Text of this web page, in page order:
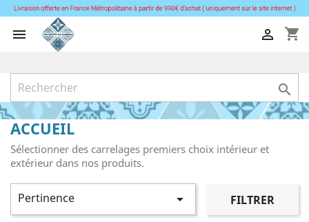
 shopping_cart


ACCUEIL
Sélectionner des carrelages premiers choix intérieur et
extérieur dans nos produits.
Pertinence  FILTRER